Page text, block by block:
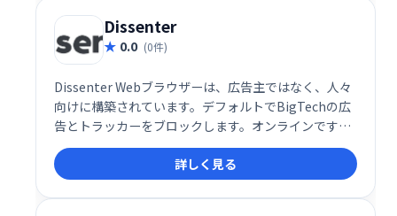
Dissenter
0.0 (0件)
Dissenter Webブラウザーは、広告主ではなく、人々
向けに構築されています。デフォルトでBigTechの広
告とトラッカーをブロックします。オンラインですべ
てのURLのコメントセクションを見つけてください。
言論の自由インターネットへようこそ。
詳しく見る